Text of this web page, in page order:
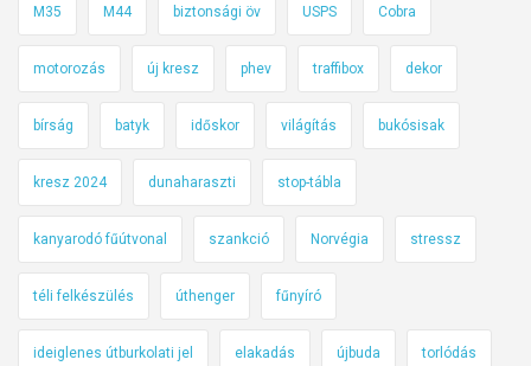
M35 M44 biztonsági öv USPS Cobra
motorozás új kresz phev traffibox dekor
bírság batyk időskor világítás bukósisak
kresz 2024 dunaharaszti stop-tábla
kanyarodó fűútvonal szankció Norvégia stressz
téli felkészülés úthenger fűnyíró
ideiglenes útburkolati jel elakadás újbuda torlódás